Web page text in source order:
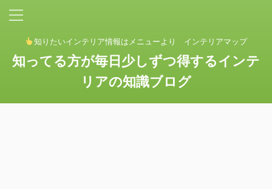
知りたいインテリア情報はメニューより インテリアマップ
知ってる方が毎日少しずつ得するインテ
リアの知識ブログ